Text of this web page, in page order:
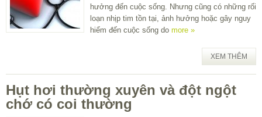
hưởng đến cuộc sống. Nhưng cũng có những rối
loạn nhịp tim tồn tại, ảnh hưởng hoặc gây nguy
hiểm đến cuộc sống do more »
XEM THÊM
Hụt hơi thường xuyên và đột ngột
chớ có coi thường